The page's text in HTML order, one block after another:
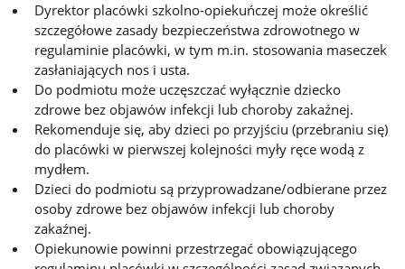
Dyrektor placówki szkolno-opiekuńczej może określić
szczegółowe zasady bezpieczeństwa zdrowotnego w
regulaminie placówki, w tym m.in. stosowania maseczek
zasłaniających nos i usta.
Do podmiotu może uczęszczać wyłącznie dziecko
zdrowe bez objawów infekcji lub choroby zakaźnej.
Rekomenduje się, aby dzieci po przyjściu (przebraniu się)
do placówki w pierwszej kolejności myły ręce wodą z
mydłem.
Dzieci do podmiotu są przyprowadzane/odbierane przez
osoby zdrowe bez objawów infekcji lub choroby
zakaźnej.
Opiekunowie powinni przestrzegać obowiązującego